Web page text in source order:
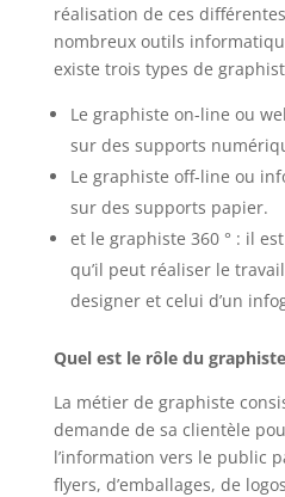
réalisation de ces
nombreux outils
existe trois types de
Le graphiste on-line ou
sur des supports
Le graphiste off-line ou
sur des supports papier.
et le graphiste 360 ° : il
qu’il peut réaliser le
designer et celui d’un
Quel est le rôle du
La métier de graphiste
demande de sa clientèle
l’information vers le public
flyers, d’emballages, de